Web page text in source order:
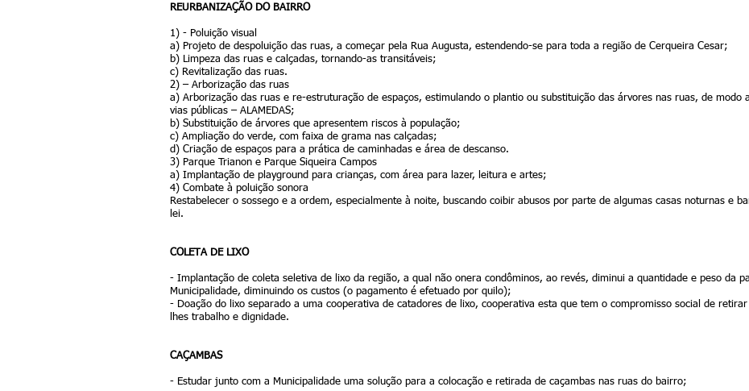
REURBANIZAÇÃO DO BAIRRO
1) - Poluição visual
a) Projeto de despoluição das ruas, a começar pela Rua Augusta, estendendo-se para toda a região de Cerqueira Cesar;
b) Limpeza das ruas e calçadas, tornando-as transitáveis;
c) Revitalização das ruas.
2) – Arborização das ruas
a) Arborização das ruas e re-estruturação de espaços, estimulando o plantio ou substituição das árvores nas ruas, de modo
vias públicas – ALAMEDAS;
b) Substituição de árvores que apresentem riscos à população;
c) Ampliação do verde, com faixa de grama nas calçadas;
d) Criação de espaços para a prática de caminhadas e área de descanso.
3) Parque Trianon e Parque Siqueira Campos
a) Implantação de playground para crianças, com área para lazer, leitura e artes;
4) Combate à poluição sonora
Restabelecer o sossego e a ordem, especialmente à noite, buscando coibir abusos por parte de algumas casas noturnas e
lei.
COLETA DE LIXO
- Implantação de coleta seletiva de lixo da região, a qual não onera condôminos, ao revés, diminui a quantidade e peso da
Municipalidade, diminuindo os custos (o pagamento é efetuado por quilo);
- Doação do lixo separado a uma cooperativa de catadores de lixo, cooperativa esta que tem o compromisso social de
lhes trabalho e dignidade.
CAÇAMBAS
- Estudar junto com a Municipalidade uma solução para a colocação e retirada de caçambas nas ruas do bairro;